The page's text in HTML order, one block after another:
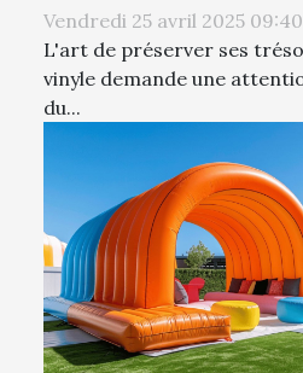
Vendredi 25 avril 2025 09:40
L'art de préserver ses
vinyle demande une
du...